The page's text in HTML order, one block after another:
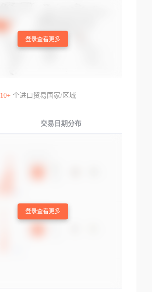
登录查看更多
10+个进口贸易国家/区域
交易日期分布
登录查看更多